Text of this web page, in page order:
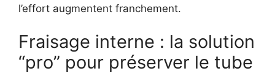
l’effort augmentent franchement.
Fraisage interne : la solution
“pro” pour préserver le tube